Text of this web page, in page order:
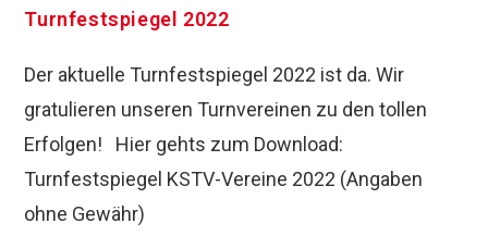
Turnfestspiegel 2022
Der aktuelle Turnfestspiegel 2022 ist da. Wir
gratulieren unseren Turnvereinen zu den tollen
Erfolgen! Hier gehts zum Download:
Turnfestspiegel KSTV-Vereine 2022 (Angaben
ohne Gewähr)